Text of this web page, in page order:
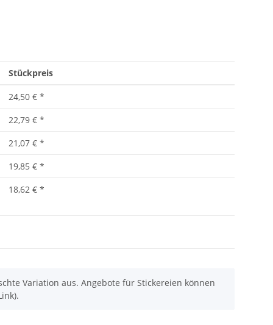
Stückpreis
24,50 € *
22,79 € *
21,07 € *
19,85 € *
18,62 € *
Variation aus. Angebote für Stickereien können